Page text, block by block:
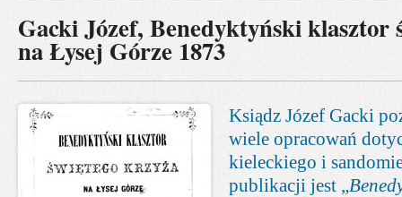
Gacki Józef, Benedyktyński klasztor
na Łysej Górze 1873
Ksiądz Józef Gacki
wiele opracowań
kieleckiego i
publikacji jest „